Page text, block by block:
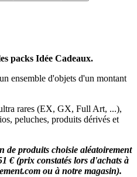
packs Idée Cadeaux.
ensemble d'objets d'un montant
rares (EX, GX, Full Art, ...),
peluches, produits dérivés et
de produits choisie aléatoirement
€(prix constatés lors d'achats à
ou à notre magasin).